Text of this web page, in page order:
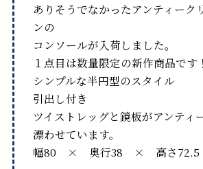
ありそうでなかったアンティーク
ンの
コンソールが入荷しました。
１点目は数量限定の新作商品です！
シンプルな半円型のスタイル
引出し付き
ツイストレッグと鏡板がアンティ
漂わせています。
幅80 × 奥行38 × 高さ72.5